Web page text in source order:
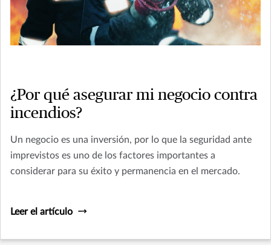
¿Por qué asegurar mi negocio contra
incendios?
Un negocio es una inversión, por lo que la seguridad ante
imprevistos es uno de los factores importantes a
considerar para su éxito y permanencia en el mercado.
Leer el artículo